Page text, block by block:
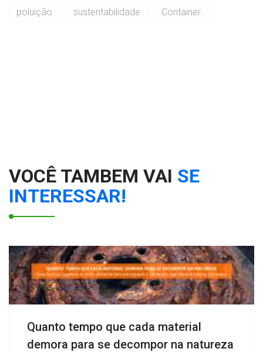
poluição sustentabilidade Container
VOCÊ TAMBEM VAI SE
INTERESSAR!
Quanto tempo que cada material
demora para se decompor na natureza